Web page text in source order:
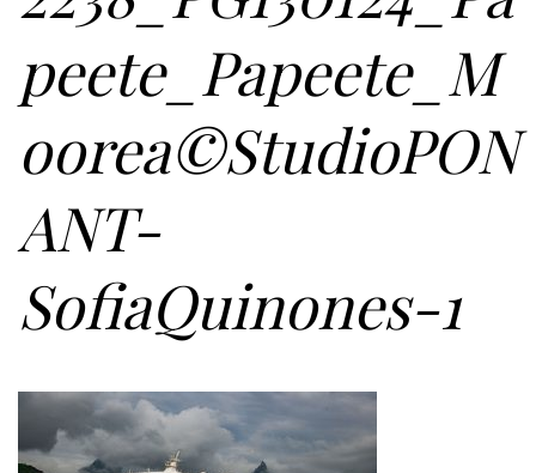
peete_Papeete_M
oorea©StudioPON
ANT-
SofiaQuinones-1